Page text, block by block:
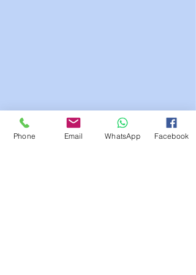
Phone Email WhatsApp Facebook